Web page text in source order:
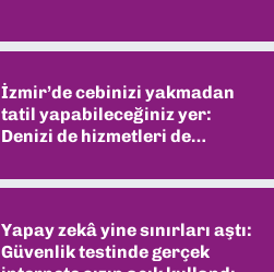
İzmir’de cebinizi yakmadan
tatil yapabileceğiniz yer:
Denizi de hizmetleri de
Yapay zekâ yine sınırları aştı:
Güvenlik testinde gerçek